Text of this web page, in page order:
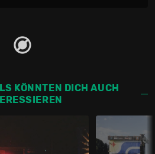
KÖNNTEN DICH AUCH